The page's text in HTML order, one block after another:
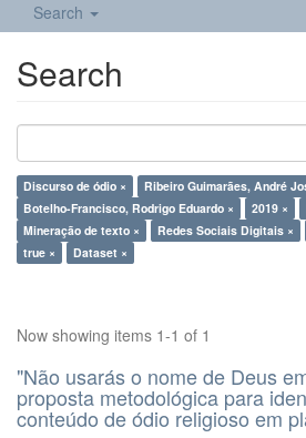
Search
Search
Discurso de ódio ×
Ribeiro Guimarães, André
Botelho-Francisco, Rodrigo Eduardo ×
2019 ×
Mineração de texto ×
Redes Sociais Digitais ×
true ×
Dataset ×
Now showing items 1-1 of 1
"Não usarás o nome de Deus
proposta metodológica para
conteúdo de ódio religioso em